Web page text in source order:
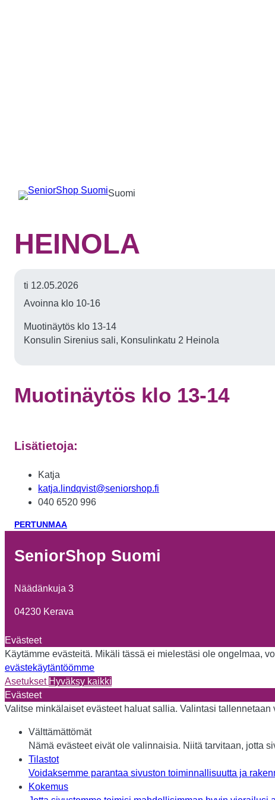
Suomi
HEINOLA
ti 12.05.2026
Avoinna klo 10-16
Muotinäytös klo 13-14
Konsulin Sirenius sali, Konsulinkatu 2 Heinola
Muotinäytös klo 13-14
Lisätietoja:
Katja
katja.lindqvist@seniorshop.fi
040 6520 996
PERTUNMAA
SeniorShop Suomi
Näädänkuja 3
04230 Kerava
Evästeet
Käytämme evästeitä. Mikäli tässä ei mielestäsi ole ongelmaa,
evästekäytäntöömme
Asetukset Hyväksy kaikki
Evästeet
Valitse minkälaiset evästeet haluat sallia. Valintasi tallennetaan
Välttämättömät
Nämä evästeet eivät ole valinnaisia. Niitä tarvitaan, jotta
Tilastot
Voidaksemme parantaa sivuston toiminnallisuutta ja
Kokemus